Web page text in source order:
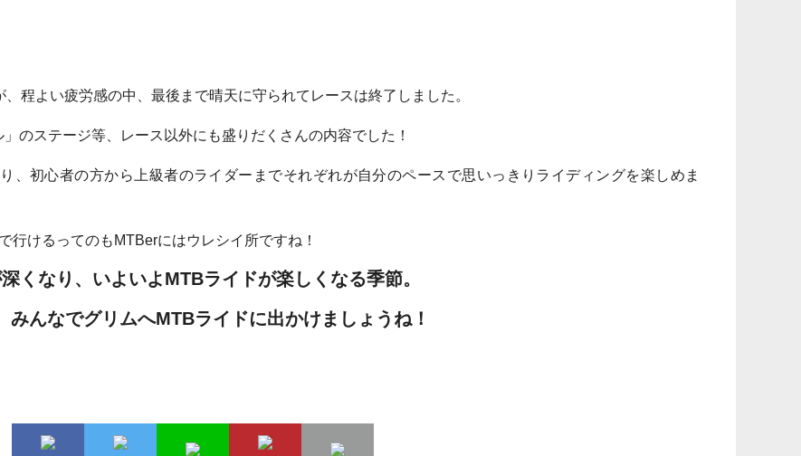
程よい疲労感の中、最後まで晴天に守られてレースは終了しました。
のステージ等、レース以外にも盛りだくさんの内容でした！
、初心者の方から上級者のライダーまでそれぞれが自分のペースで思いっきりライディングを楽しめま
行けるってのもMTBerにはウレシイ所ですね！
くなり、いよいよMTBライドが楽しくなる季節。
みんなでグリムへMTBライドに出かけましょうね！